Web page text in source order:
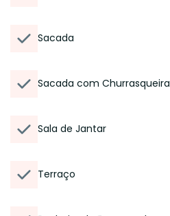
Sacada
Sacada com Churrasqueira
Sala de Jantar
Terraço